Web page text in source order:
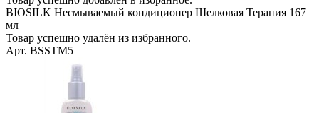
BIOSILK Несмываемый кондиционер Шелковая Терапия 167
мл
Товар успешно удалён из избранного.
Арт. BSSTM5